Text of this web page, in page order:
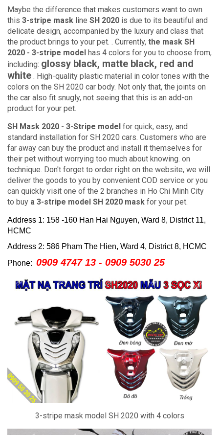
Maybe the difference that makes customers want to own
this 3-stripe mask line SH 2020 is due to its beautiful and
delicate design, accompanied by the luxury and class that
the product brings to your pet. . Currently, the mask SH
2020 - 3-stripe model has 4 colors for you to choose from,
including: glossy black, matte black, red and
white . High-quality plastic material in color tones with the
colors on the SH 2020 car body. Not only that, the joints on
the car also fit snugly, not seeing that this is an add-on
product for your pet.
SH Mask 2020 - 3-Stripe model for quick, easy, and
standard installation for SH 2020 cars. Customers who are
far away can buy the product and install it themselves for
their pet without worrying too much about knowing. on
technique. Don't forget to order right on the website, we will
deliver the goods to you by convenient COD service or you
can quickly visit one of the 2 branches in Ho Chi Minh City
to buy a 3-stripe model SH 2020 mask for your pet.
Address 1: 158 -160 Han Hai Nguyen, Ward 8, District 11,
HCMC
Address 2: 586 Pham The Hien, Ward 4, District 8, HCMC
Phone: 0909 4747 13 - 0909 5030 25
3-stripe mask model SH 2020 with 4 colors